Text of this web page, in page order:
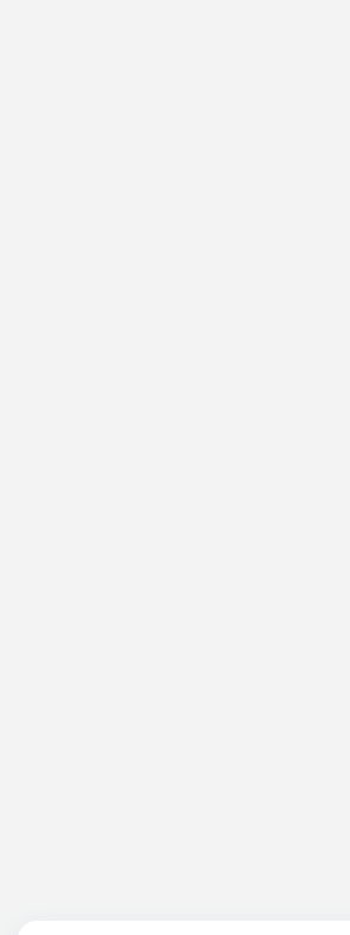
Ngay bây giờ, nếu cần tư vấn, đặt lịch
Tải APP Bệnh viện An Việt để “Tra cứu
Bạn thấy thông tin
Đăng kí ngay để được các chuyên gia